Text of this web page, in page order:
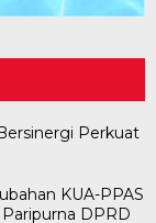
Perkuat
KUA-PPAS
DPRD